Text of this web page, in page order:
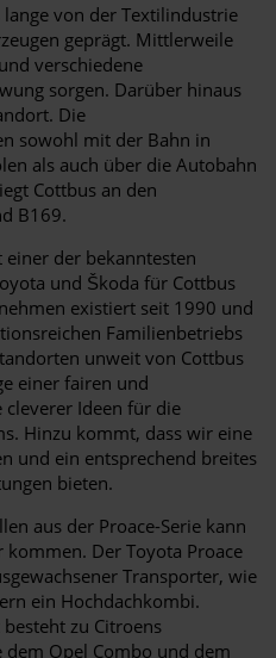
von der Textilindustrie
geprägt. Mittlerweile
verschiedene
sorgen. Darüber hinaus
Die
sowohl mit der Bahn in
als auch über die Autobahn
Cottbus an den
B169.
einer der bekanntesten
und Škoda für Cottbus
existiert seit 1990 und
Familienbetriebs
unweit von Cottbus
einer fairen und
Ideen für die
Hinzu kommt, dass wir eine
und ein entsprechend breites
bieten.
aus der Proace-Serie kann
Der Toyota Proace
Transporter, wie
ein Hochdachkombi.
zu Citroens
Opel Combo und dem